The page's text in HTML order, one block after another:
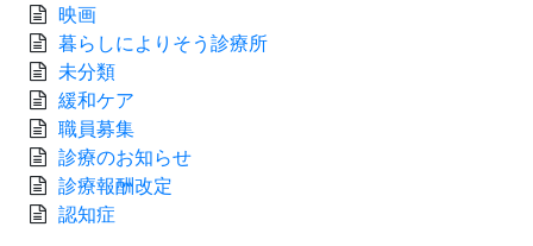
映画
暮らしによりそう診療所
未分類
緩和ケア
職員募集
診療のお知らせ
診療報酬改定
認知症